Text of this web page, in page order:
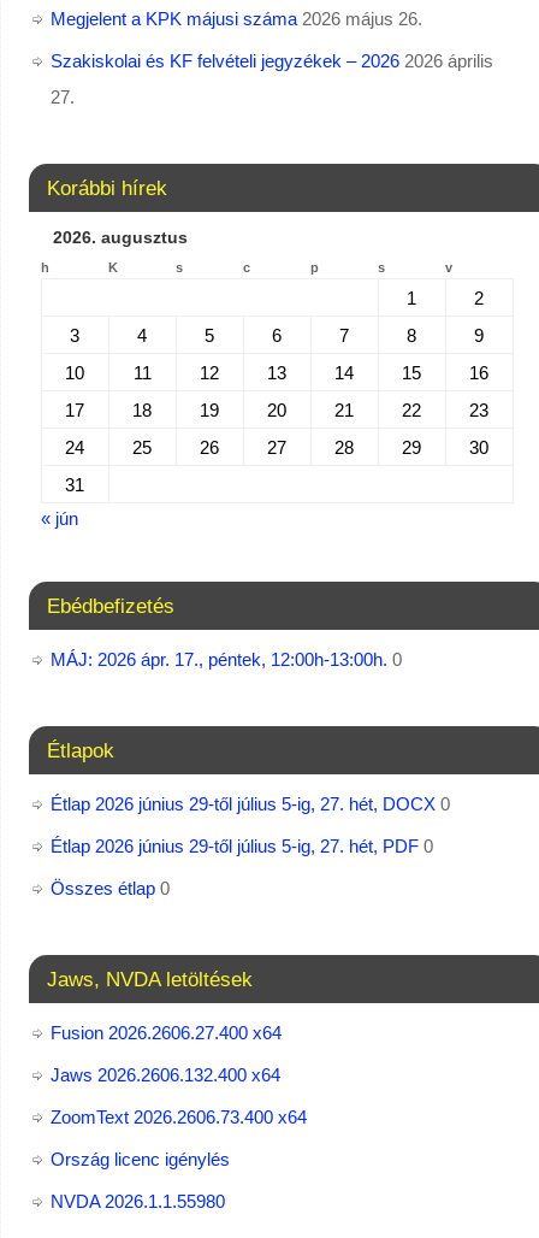
Megjelent a KPK májusi száma 2026 május 26.
Szakiskolai és KF felvételi jegyzékek – 2026 2026 április
27.
Korábbi hírek
2026. augusztus
h K s c p s v
1
2
3
4 5 6 7 8
9
10
11 12 13 14 15
16
17
18 19 20 21 22
23
24
25 26 27 28 29
30
31
« jún
Ebédbefizetés
MÁJ: 2026 ápr. 17., péntek, 12:00h-13:00h. 0
Étlapok
Étlap 2026 június 29-től július 5-ig, 27. hét, DOCX0
Étlap 2026 június 29-től július 5-ig, 27. hét, PDF0
Összes étlap0
Jaws, NVDA letöltések
Fusion 2026.2606.27.400 x64
Jaws 2026.2606.132.400 x64
ZoomText 2026.2606.73.400​ x64
Ország licenc igénylés
NVDA 2026.1.1.55980